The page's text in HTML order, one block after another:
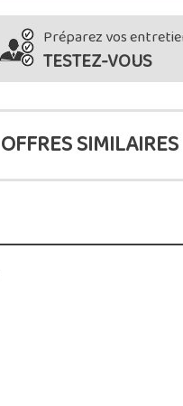
Préparez vos
TESTEZ-VOUS
OFFRES SIMILAIRES